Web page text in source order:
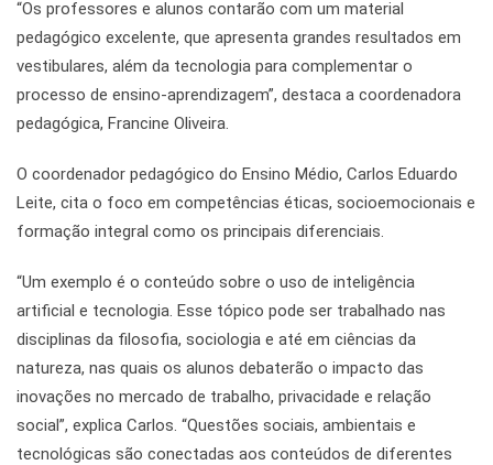
“Os professores e alunos contarão com um material
pedagógico excelente, que apresenta grandes resultados em
vestibulares, além da tecnologia para complementar o
processo de ensino-aprendizagem”, destaca a coordenadora
pedagógica, Francine Oliveira.
O coordenador pedagógico do Ensino Médio, Carlos Eduardo
Leite, cita o foco em competências éticas, socioemocionais e
formação integral como os principais diferenciais.
“Um exemplo é o conteúdo sobre o uso de inteligência
artificial e tecnologia. Esse tópico pode ser trabalhado nas
disciplinas da filosofia, sociologia e até em ciências da
natureza, nas quais os alunos debaterão o impacto das
inovações no mercado de trabalho, privacidade e relação
social”, explica Carlos. “Questões sociais, ambientais e
tecnológicas são conectadas aos conteúdos de diferentes